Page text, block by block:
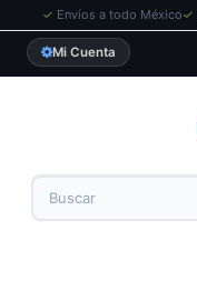
✓ Envíos a todo México✓
Mi Cuenta